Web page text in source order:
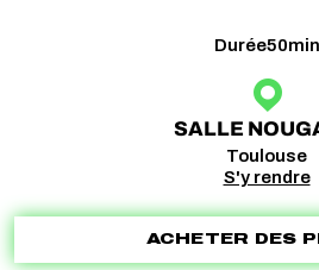
Durée50min
SALLE
Toulouse
S'y rendre
ACHETER DES